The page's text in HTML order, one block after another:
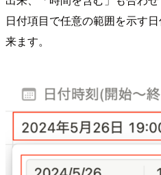
日付項目で任意の範囲を示す
来ます。